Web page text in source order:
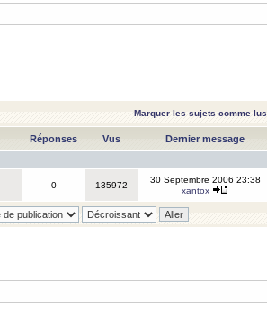
Marquer les sujets comme lus
Réponses Vus Dernier message
0 135972
30 Septembre 2006 23:38
xantox